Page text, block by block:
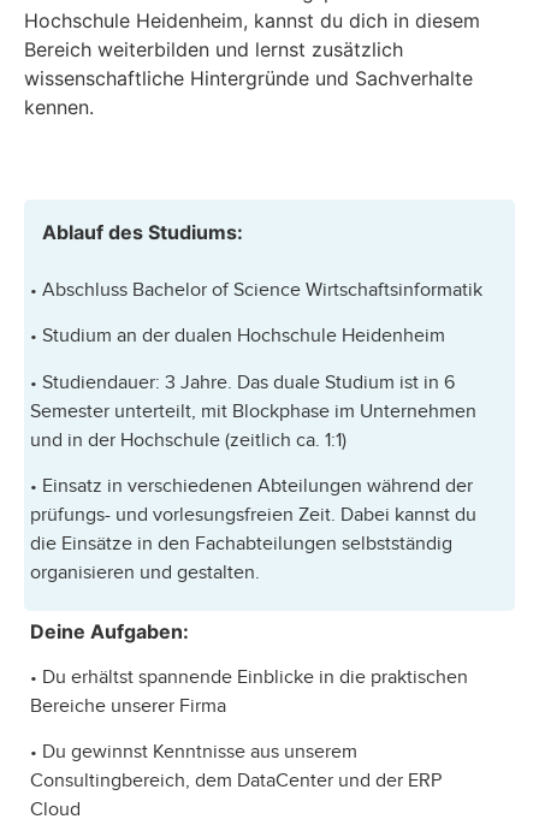
Hochschule Heidenheim, kannst du dich in diesem
Bereich weiterbilden und lernst zusätzlich
wissenschaftliche Hintergründe und Sachverhalte
kennen.
Ablauf des Studiums:
• Abschluss Bachelor of Science Wirtschaftsinformatik
• Studium an der dualen Hochschule Heidenheim
• Studiendauer: 3 Jahre. Das duale Studium ist in 6
Semester unterteilt, mit Blockphase im Unternehmen
und in der Hochschule (zeitlich ca. 1:1)
• Einsatz in verschiedenen Abteilungen während der
prüfungs- und vorlesungsfreien Zeit. Dabei kannst du
die Einsätze in den Fachabteilungen selbstständig
organisieren und gestalten.
Deine Aufgaben:
• Du erhältst spannende Einblicke in die praktischen
Bereiche unserer Firma
• Du gewinnst Kenntnisse aus unserem
Consultingbereich, dem DataCenter und der ERP
Cloud